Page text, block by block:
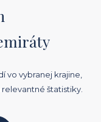
vo vybranej krajine,
štatistiky.